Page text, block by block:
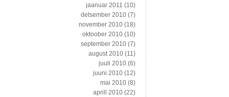
jaanuar 2011 (10)
detsember 2010 (7)
november 2010 (18)
oktoober 2010 (10)
september 2010 (7)
august 2010 (11)
juuli 2010 (6)
juuni 2010 (12)
mai 2010 (8)
aprill 2010 (22)